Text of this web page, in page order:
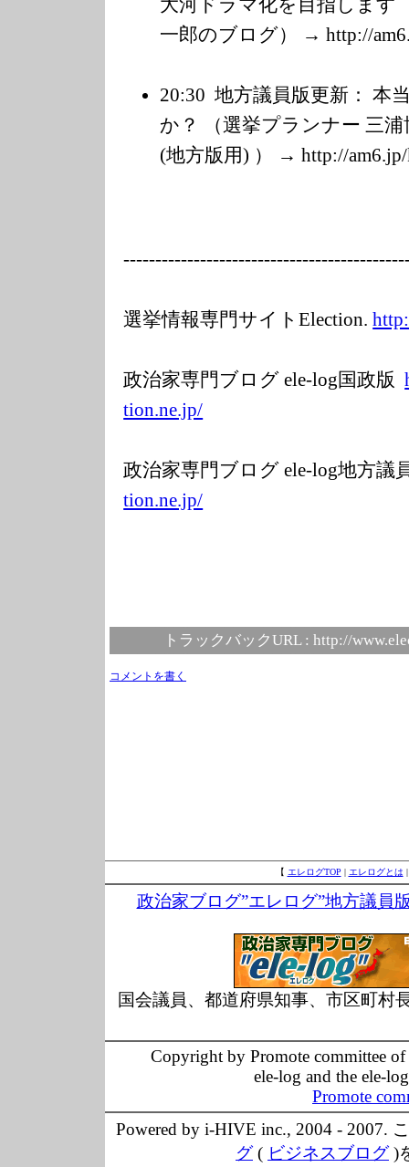
大河ドラマ化を目指します
一郎のブログ） → http://
20:30 地方議員版更新： 本
か？ （選挙プランナー 三
(地方版用) ） → http://
---------------------------------------
選挙情報専門サイトElection.
政治家専門ブログ ele-log国政版
tion.ne.jp/
政治家専門ブログ ele-log地方議
tion.ne.jp/
トラックバックURL : http://
コメントを書く
【 エレログTOP | エレログとは
政治家ブログ”エレログ”地方議員
国会議員、都道府県知事、市区町村
Copyright by Promote committee
ele-log and the ele-
Promote
Powered by i-HIVE inc., 2004 - 2007.
グ( ビジネスブログ)